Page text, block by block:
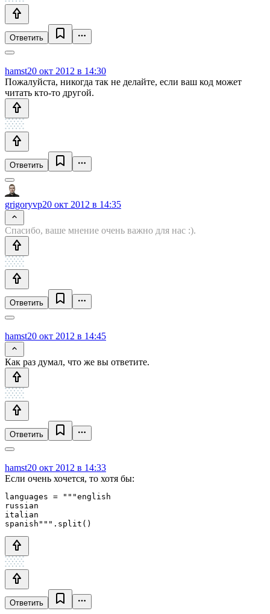
Ответить
hamst20 окт 2012 в 14:30
Пожалуйста, никогда так не делайте, если ваш код может
читать кто-то другой.
Ответить
grigoryvp20 окт 2012 в 14:35
Спасибо, ваше мнение очень важно для нас :).
Ответить
hamst20 окт 2012 в 14:45
Как раз думал, что же вы ответите.
Ответить
hamst20 окт 2012 в 14:33
Если очень хочется, то хотя бы:
languages = """english
russian
italian
Ответить